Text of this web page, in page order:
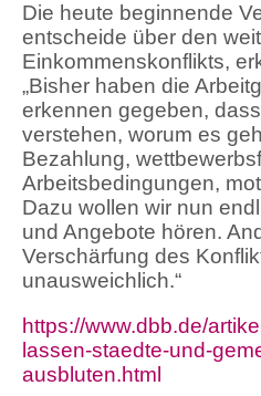
Die heute beginnende
entscheide über den
Einkommenskonflikts,
„Bisher haben die
erkennen gegeben,
verstehen, worum es
Bezahlung,
Arbeitsbedingungen,
Dazu wollen wir nun
und Angebote hören.
Verschärfung des
unausweichlich.“
https://www.dbb.de/
lassen-staedte-und-
ausbluten.html